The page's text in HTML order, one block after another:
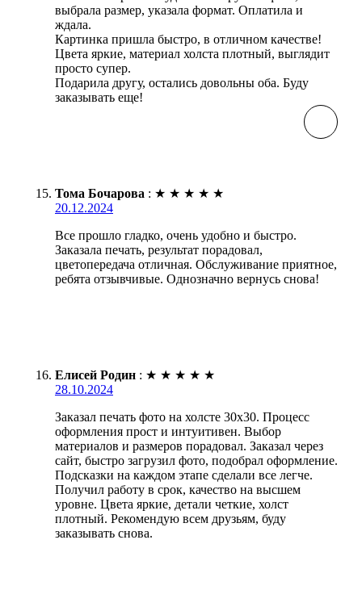
выбрала размер, указала формат. Оплатила и
ждала.
Картинка пришла быстро, в отличном качестве!
Цвета яркие, материал холста плотный, выглядит
просто супер.
Подарила другу, остались довольны оба. Буду
заказывать еще!
Тома Бочарова : ★ ★ ★ ★ ★
20.12.2024
Все прошло гладко, очень удобно и быстро.
Заказала печать, результат порадовал,
цветопередача отличная. Обслуживание приятное,
ребята отзывчивые. Однозначно вернусь снова!
Елисей Родин : ★ ★ ★ ★ ★
28.10.2024
Заказал печать фото на холсте 30х30. Процесс
оформления прост и интуитивен. Выбор
материалов и размеров порадовал. Заказал через
сайт, быстро загрузил фото, подобрал оформление.
Подсказки на каждом этапе сделали все легче.
Получил работу в срок, качество на высшем
уровне. Цвета яркие, детали четкие, холст
плотный. Рекомендую всем друзьям, буду
заказывать снова.